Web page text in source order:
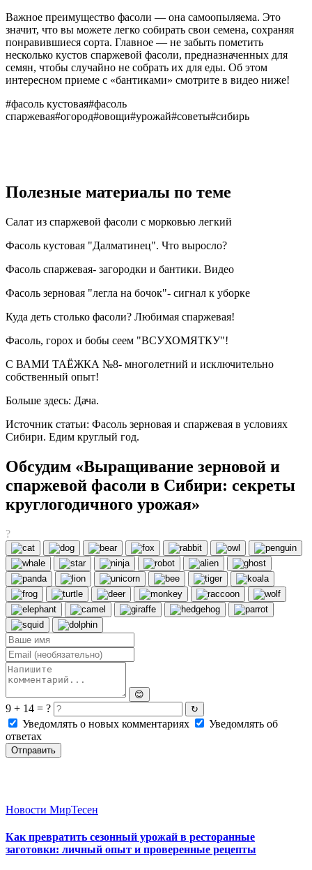
Важное преимущество фасоли — она самоопыляема. Это
значит, что вы можете легко собирать свои семена, сохраняя
понравившиеся сорта. Главное — не забыть пометить
несколько кустов спаржевой фасоли, предназначенных для
семян, чтобы случайно не собрать их для еды. Об этом
интересном приеме с «бантиками» смотрите в видео ниже!
#фасоль кустовая#фасоль
спаржевая#огород#овощи#урожай#советы#сибирь
Полезные материалы по теме
Салат из спаржевой фасоли с морковью легкий
Фасоль кустовая "Далматинец". Что выросло?
Фасоль спаржевая- загородки и бантики. Видео
Фасоль зерновая "легла на бочок"- сигнал к уборке
Куда деть столько фасоли? Любимая спаржевая!
Фасоль, горох и бобы сеем "ВСУХОМЯТКУ"!
С ВАМИ ТАЁЖКА №8- многолетний и исключительно
собственный опыт!
Больше здесь: Дача.
Источник статьи: Фасоль зерновая и спаржевая в условиях
Сибири. Едим круглый год.
Обсудим «Выращивание зерновой и
спаржевой фасоли в Сибири: секреты
круглогодичного урожая»
?
😊
9 + 14 = ? ↻
Уведомлять о новых комментариях
Уведомлять об
ответах
Отправить
Новости МирТесен
Как превратить сезонный урожай в ресторанные
заготовки: личный опыт и проверенные рецепты